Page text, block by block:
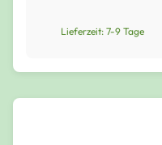
Lieferzeit: 7-9 Tage